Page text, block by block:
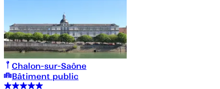
Chalon-sur-Saône
Bâtiment public